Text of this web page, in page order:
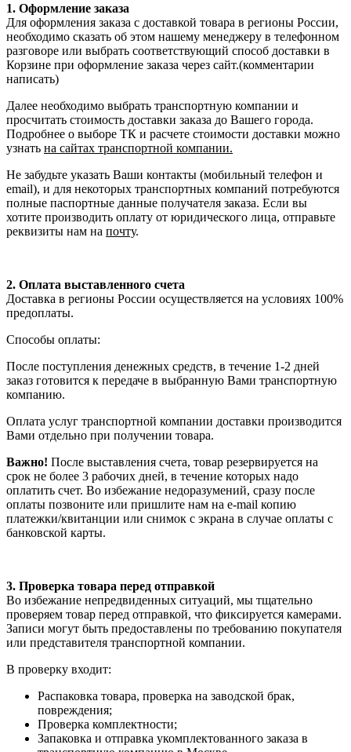
1. Оформление заказа
Для оформления заказа с доставкой товара в регионы России,
необходимо сказать об этом нашему менеджеру в телефонном
разговоре или выбрать соответствующий способ доставки в
Корзине при оформление заказа через сайт.(комментарии
написать)
Далее необходимо выбрать транспортную компании и
просчитать стоимость доставки заказа до Вашего города.
Подробнее о выборе ТК и расчете стоимости доставки можно
узнать на сайтах транспортной компании.
Не забудьте указать Ваши контакты (мобильный телефон и
email), и для некоторых транспортных компаний потребуются
полные паспортные данные получателя заказа. Если вы
хотите производить оплату от юридического лица, отправьте
реквизиты нам на почту.
2. Оплата выставленного счета
Доставка в регионы России осуществляется на условиях 100%
предоплаты.
Способы оплаты:
После поступления денежных средств, в течение 1-2 дней
заказ готовится к передаче в выбранную Вами транспортную
компанию.
Оплата услуг транспортной компании доставки производится
Вами отдельно при получении товара.
Важно! После выставления счета, товар резервируется на
срок не более 3 рабочих дней, в течение которых надо
оплатить счет. Во избежание недоразумений, сразу после
оплаты позвоните или пришлите нам на e-mail копию
платежки/квитанции или снимок с экрана в случае оплаты с
банковской карты.
3. Проверка товара перед отправкой
Во избежание непредвиденных ситуаций, мы тщательно
проверяем товар перед отправкой, что фиксируется камерами.
Записи могут быть предоставлены по требованию покупателя
или представителя транспортной компании.
В проверку входит:
Распаковка товара, проверка на заводской брак,
повреждения;
Проверка комплектности;
Запаковка и отправка укомплектованного заказа в